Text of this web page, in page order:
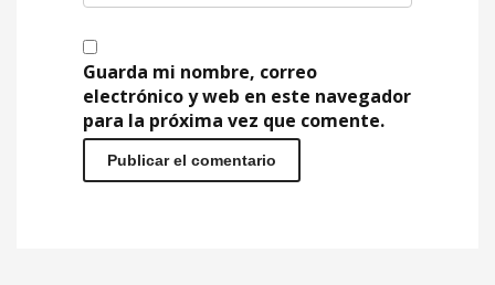
Guarda mi nombre, correo
electrónico y web en este navegador
para la próxima vez que comente.